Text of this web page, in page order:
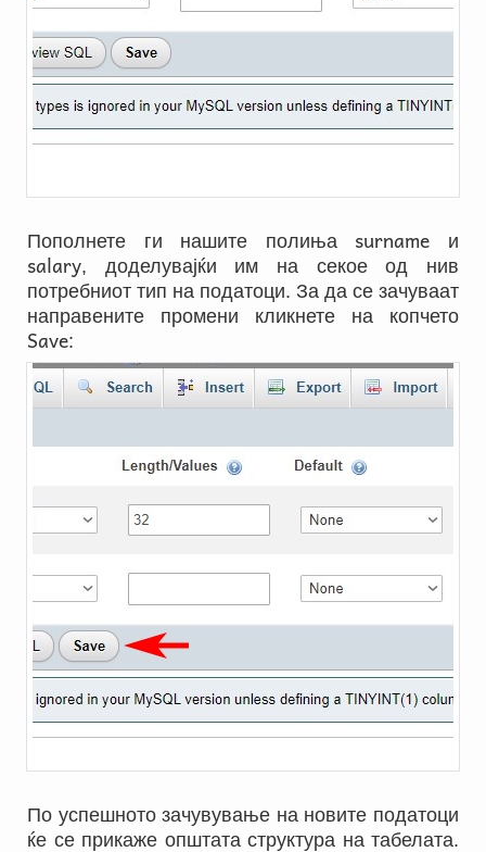
Пополнете ги нашите полиња surname и
salary, доделувајќи им на секое од нив
потребниот тип на податоци. За да се зачуваат
направените промени кликнете на копчето
Save:
По успешното зачувување на новите податоци
ќе се прикаже општата структура на табелата.